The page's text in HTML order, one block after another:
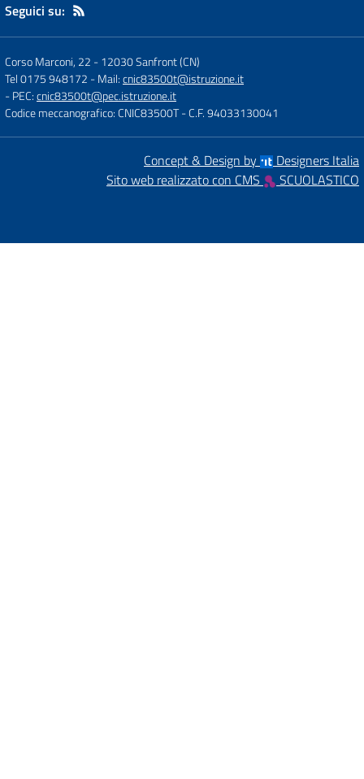
Seguici su:
Corso Marconi, 22 -12030 Sanfront (CN)
Tel 0175 948172 - Mail:cnic83500t@istruzione.it
- PEC:cnic83500t@pec.istruzione.it
Codice meccanografico: CNIC83500T- C.F. 94033130041
Concept & Design by
Designers Italia
Sito web realizzato con CMS
SCUOLASTICO